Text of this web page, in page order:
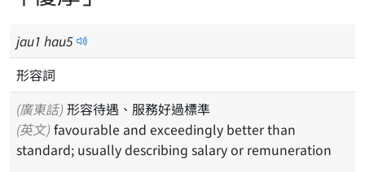
jau1 hau5
形容詞
(廣東話) 形容待遇、服務好過標準
(英文)
standard; usually describing salary or remuneration